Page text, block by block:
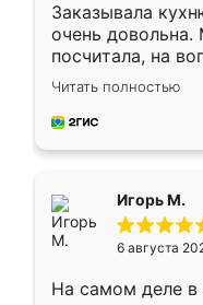
Заказывала
очень
посчитала, на
Замерщик
делу со всей
за день, ребята
Читать полностью
Игорь М.
6 августа
На самом деле в